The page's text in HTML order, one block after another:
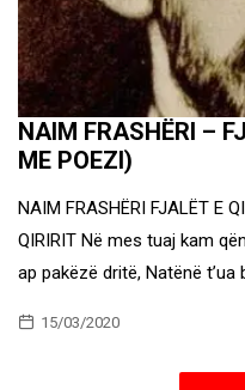
NAIM FRASHËRI –
ME POEZI)
NAIM FRASHËRI FJALËT E
QIRIRIT Në mes tuaj kam
ap pakëzë dritë, Natënë t’ua
15/03/2020